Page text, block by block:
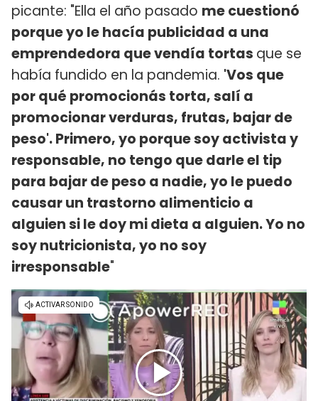
picante: "Ella el año pasado me cuestionó
porque yo le hacía publicidad a una
emprendedora que vendía tortas que se
había fundido en la pandemia. 'Vos que
por qué promocionás torta, salí a
promocionar verduras, frutas, bajar de
peso'. Primero, yo porque soy activista y
responsable, no tengo que darle el tip
para bajar de peso a nadie, yo le puedo
causar un trastorno alimenticio a
alguien si le doy mi dieta a alguien. Yo no
soy nutricionista, yo no soy
irresponsable"